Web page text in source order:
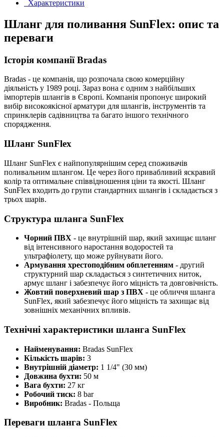
Характеристики
Шланг для поливання SunFlex: опис та
переваги
Історія компанії Bradas
Bradas - це компанія, що розпочала свою комерційну
діяльність у 1989 році. Зараз вона є одним з найбільших
імпортерів шлангів в Європі. Компанія пропонує широкий
вибір високоякісної арматури для шлангів, інструментів та
спринклерів садівництва та багато іншого технічного
спорядження.
Шланг SunFlex
Шланг SunFlex є найпопулярнішим серед споживачів
поливальним шлангом. Це через його привабливий яскравий
колір та оптимальне співвідношення ціни та якості. Шланг
SunFlex входить до групи стандартних шлангів і складається з
трьох шарів.
Структура шланга SunFlex
Чорний ПВХ - це внутрішній шар, який захищає шланг
від інтенсивного наростання водоростей та
ультрафіолету, що може руйнувати його.
Армування хрестоподібним обплетенням - другий
структурний шар складається з синтетичних ниток,
армує шланг і забезпечує його міцність та довговічність.
Жовтий поверхневий шар з ПВХ - це обличчя шланга
SunFlex, який забезпечує його міцність та захищає від
зовнішніх механічних впливів.
Технічні характеристики шланга SunFlex
Найменування: Bradas SunFlex
Кількість шарів: 3
Внутрішній діаметр: 1 1/4" (30 мм)
Довжина бухти: 50 м
Вага бухти: 27 кг
Робочий тиск: 8 bar
Виробник: Bradas - Польща
Переваги шланга SunFlex